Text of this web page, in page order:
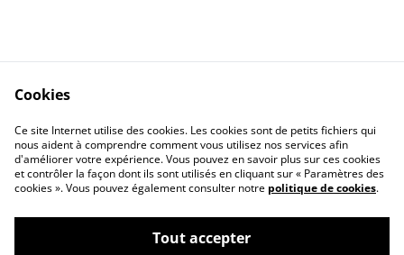
Contact Us
Legal Terms
Privacy Policy
Cookie Policy
Cookies
Ce site Internet utilise des cookies. Les cookies sont de petits fichiers qui
nous aident à comprendre comment vous utilisez nos services afin
d'améliorer votre expérience. Vous pouvez en savoir plus sur ces cookies
et contrôler la façon dont ils sont utilisés en cliquant sur « Paramètres des
cookies ». Vous pouvez également consulter notre politique de cookies.
Tout accepter